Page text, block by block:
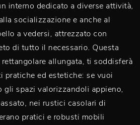
interno dedicato a diverse attività,
socializzazione e anche al
a vedersi, attrezzato con
di tutto il necessario. Questa
allungata, ti soddisferà
pratiche ed estetiche: se vuoi
gli spazi valorizzandoli appieno,
nei rustici casolari di
pratici e robusti mobili